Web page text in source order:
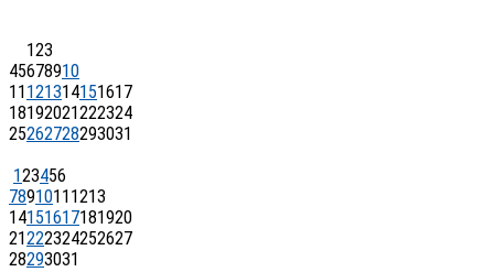
123
45678910
11 121314151617
18192021222324
25262728293031
123456
7891011 1213
14151617181920
21222324252627
28293031